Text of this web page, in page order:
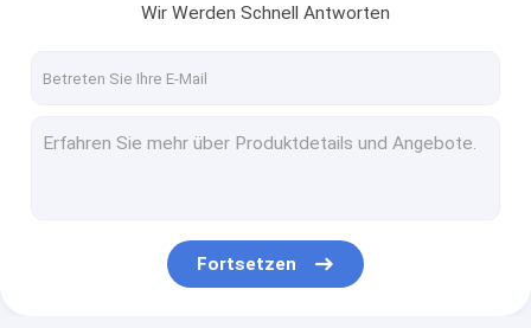
Wir Werden Schnell Antworten
Fortsetzen